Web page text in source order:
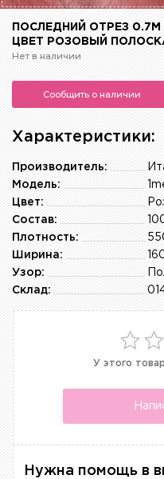
ПОСЛЕДНИЙ ОТРЕЗ
ЦВЕТ РОЗОВЫЙ
Нет в наличии
Сообщить о наличии
Характеристики:
Производитель:
Модель:
Цвет:
Состав:
Плотность:
Ширина:
Узор:
Склад:
У этого
Нужна помощь в